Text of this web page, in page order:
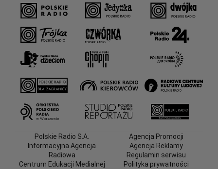
Polskie Radio S.A.
Informacyjna Agencja
Radiowa
Centrum Edukacji Medialnej
Agencja Promocji
Agencja Reklamy
Regulamin serwisu
Polityka prywatności